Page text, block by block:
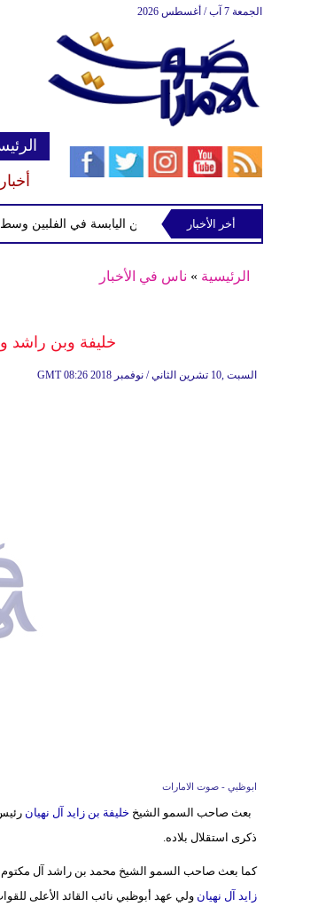
الجمعة 7 آب / أغسطس 2026
أخبار
الاستوائية "مايماي" تقترب من اليابسة في الفلبين وسط توقعات
أخر الأخبار
الرئيسية » ناس في الأخبار
خليفة وبن راشد و
GMT 08:26 2018 السبت ,10 تشرين الثاني / نوفمبر
ابوظبي - صوت الامارات
بعث صاحب السمو الشيخ خليفة بن زايد آل نهيان
ذكرى استقلال بلاده.
كما بعث صاحب السمو الشيخ محمد بن راشد آل مكتوم
زايد آل نهيان ولي عهد أبوظبي نائب القائد الأعلى